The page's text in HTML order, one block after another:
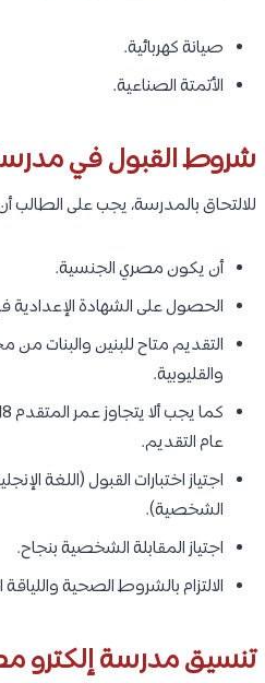
صيانة كهربائية.
الأتمتة الصناعية.
شروط القبول في
للالتحاق بالمدرسة، يجب على الطالب
أن يكون مصري الجنسية.
الحصول على الشهادة
التقديم متاح للبنين والبنات من
والقليوبية.
عام التقديم.
اجتياز اختبارات القبول (اللغة
الشخصية).
اجتياز المقابلة الشخصية بنجاح.
الالتزام بالشروط الصحية
تنسيق مدرسة إلكترو مصر 2025/